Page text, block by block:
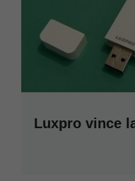
Luxpro vince